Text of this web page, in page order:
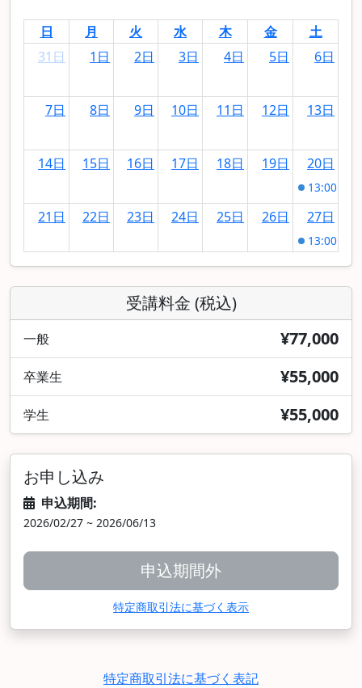
日 月 火 水 木 金
土
31日
1日 2日 3日 4日 5日 6日
7日 8日 9日 10日 11日 12日 13日
14日 15日 16日 17日 18日 19日 20日
13:00
21日 22日 23日 24日 25日 26日 27日
13:00
28日 29日 30日 1日 2日 3日 4日
第
5日 6日 7日 8日 9日 10日 11日
受講料金 (税込)
一般 ¥77,000
卒業生 ¥55,000
学生 ¥55,000
お申し込み
申込期間:
2026/02/27 ~ 2026/06/13
申込期間外
特定商取引法に基づく表示
特定商取引法に基づく表記